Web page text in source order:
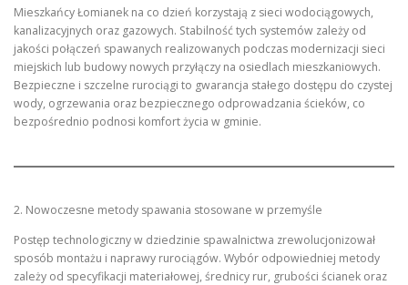
Mieszkańcy Łomianek na co dzień korzystają z sieci wodociągowych,
kanalizacyjnych oraz gazowych. Stabilność tych systemów zależy od
jakości połączeń spawanych realizowanych podczas modernizacji sieci
miejskich lub budowy nowych przyłączy na osiedlach mieszkaniowych.
Bezpieczne i szczelne rurociągi to gwarancja stałego dostępu do czystej
wody, ogrzewania oraz bezpiecznego odprowadzania ścieków, co
bezpośrednio podnosi komfort życia w gminie.
2. Nowoczesne metody spawania stosowane w przemyśle
Postęp technologiczny w dziedzinie spawalnictwa zrewolucjonizował
sposób montażu i naprawy rurociągów. Wybór odpowiedniej metody
zależy od specyfikacji materiałowej, średnicy rur, grubości ścianek oraz